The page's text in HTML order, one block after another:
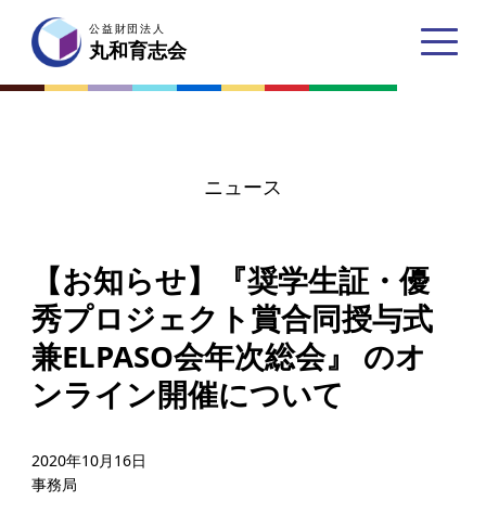
公益財団法人
丸和育志会
丸和育志会とは
理事長あいさつ
丸和育志会の目指す未来
学生のみなさんへ
起業家のみなさんへ
起業を考えている
公益財団法人
丸和育志会
ニュース
【お知らせ】『奨学生証・優
秀プロジェクト賞合同授与式
兼ELPASO会年次総会』 のオ
ンライン開催について
2020年10月16日
事務局